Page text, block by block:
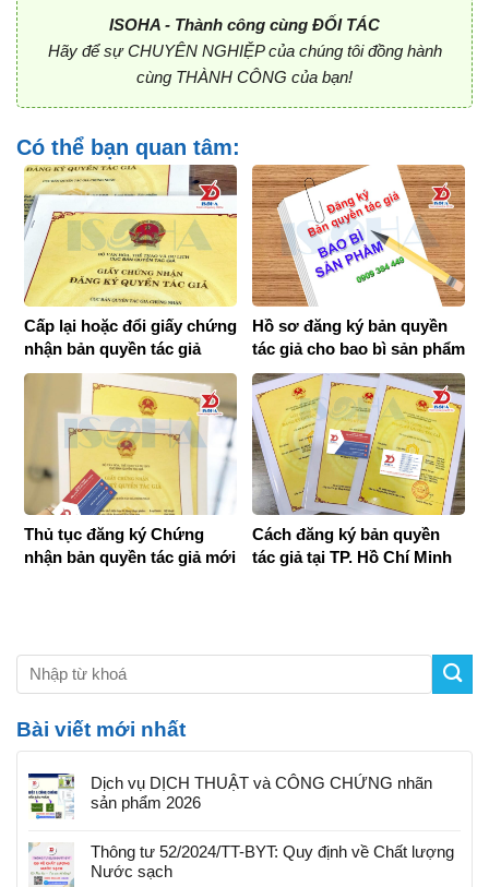
ISOHA - Thành công cùng ĐỐI TÁC
Hãy để sự CHUYÊN NGHIỆP của chúng tôi đồng hành
cùng THÀNH CÔNG của bạn!
Có thể bạn quan tâm:
Cấp lại hoặc đổi giấy chứng
nhận bản quyền tác giả
theo quy định mới
Hồ sơ đăng ký bản quyền
tác giả cho bao bì sản phẩm
Thủ tục đăng ký Chứng
nhận bản quyền tác giả mới
Cách đăng ký bản quyền
tác giả tại TP. Hồ Chí Minh
Bài viết mới nhất
Dịch vụ DỊCH THUẬT và CÔNG CHỨNG nhãn
sản phẩm 2026
Thông tư 52/2024/TT-BYT: Quy định về Chất lượng
Nước sạch